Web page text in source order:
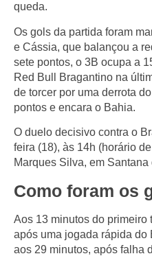
queda.
Os gols da partida foram
e Cássia, que balançou a
sete pontos, o 3B ocupa a
Red Bull Bragantino na
de torcer por uma derrota
pontos e encara o Bahia.
O duelo decisivo contra o
feira (18), às 14h (horário
Marques Silva, em Santana
Como foram os
Aos 13 minutos do primeiro
após uma jogada rápida do
aos 29 minutos, após falha